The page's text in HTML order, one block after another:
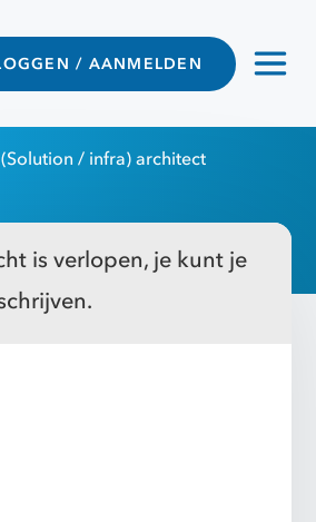
/ AANMELDEN
/ infra) architect
is verlopen, je kunt je